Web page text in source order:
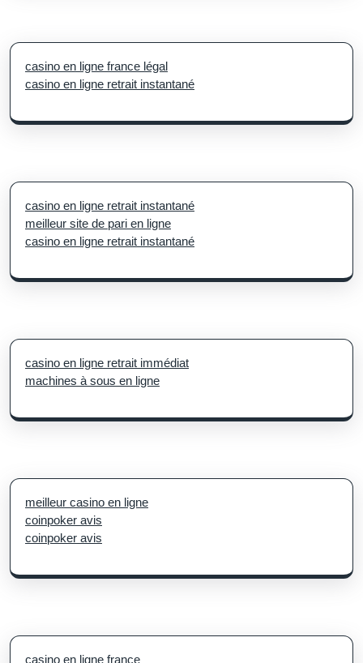
casino en ligne france légal
casino en ligne retrait instantané
casino en ligne retrait instantané
meilleur site de pari en ligne
casino en ligne retrait instantané
casino en ligne retrait immédiat
machines à sous en ligne
meilleur casino en ligne
coinpoker avis
coinpoker avis
casino en ligne france